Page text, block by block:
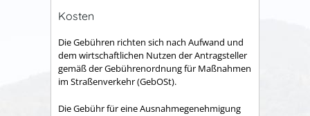
Kosten
Die Gebühren richten sich nach Aufwand und
dem wirtschaftlichen Nutzen der Antragsteller
gemäß der Gebührenordnung für Maßnahmen
im Straßenverkehr (GebOSt).
Die Gebühr für eine Ausnahmegenehmigung